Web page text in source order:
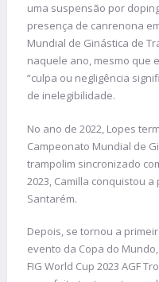
uma suspensão por
presença de canrenona
Mundial de Ginástica de
naquele ano, mesmo que
“culpa ou negligência
de inelegibilidade.
No ano de 2022, Lopes
Campeonato Mundial de
trampolim sincronizado
2023, Camilla conquistou
Santarém.
Depois, se tornou a
evento da Copa do
FIG World Cup 2023 AGF